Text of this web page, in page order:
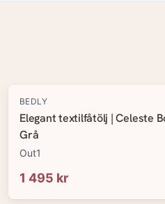
BEDLY
Elegant textilfåtölj | Celeste
Grå
Out1
1 495 kr